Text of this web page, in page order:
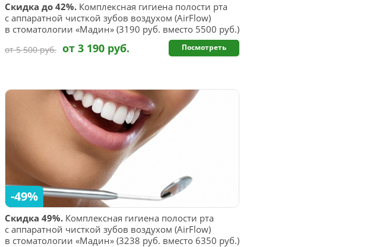
Скидка до 42%. Комплексная гигиена полости рта
с аппаратной чисткой зубов воздухом (AirFlow)
в стоматологии «Мадин» (3190 руб. вместо 5500 руб.)
от 5 500 руб. от 3 190 руб. Посмотреть
Скидка 49%. Комплексная гигиена полости рта
с аппаратной чисткой зубов воздухом (AirFlow)
в стоматологии «Мадин» (3238 руб. вместо 6350 руб.)
-49%